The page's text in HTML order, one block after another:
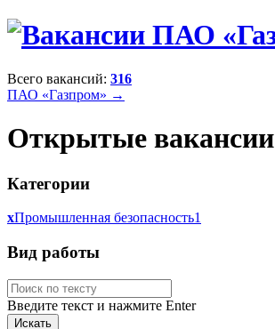
Всего вакансий: 316
ПАО «Газпром» →
Открытые вакансии
Категории
xПромышленная безопасность1
Вид работы
Введите текст и нажмите Enter